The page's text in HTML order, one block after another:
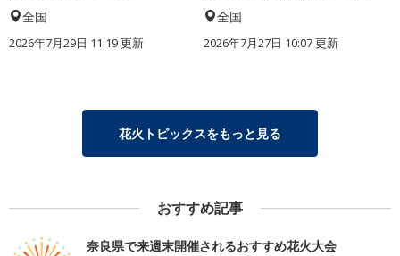
全国
2026年7月29日 11:19 更新
全国
2026年7月27日 10:07 更新
花火トピックスをもっと見る
おすすめ記事
奈良県で来週末開催されるおすすめ花火大会